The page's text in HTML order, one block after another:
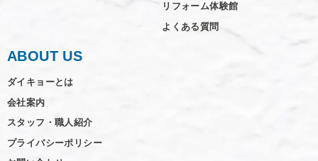
リフォーム体験館
よくある質問
ABOUT US
ダイキョーとは
会社案内
スタッフ・職人紹介
プライバシーポリシー